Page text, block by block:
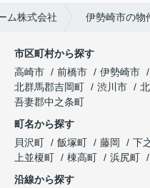
ム株式会社 伊勢崎市の物
市区町村から探す
高崎市
前橋市 伊勢崎市
北群馬郡吉岡町
渋川市
吾妻郡中之条町
町名から探す
貝沢町
飯塚町 藤岡 下
上並榎町
棟高町 浜尻町
沿線から探す